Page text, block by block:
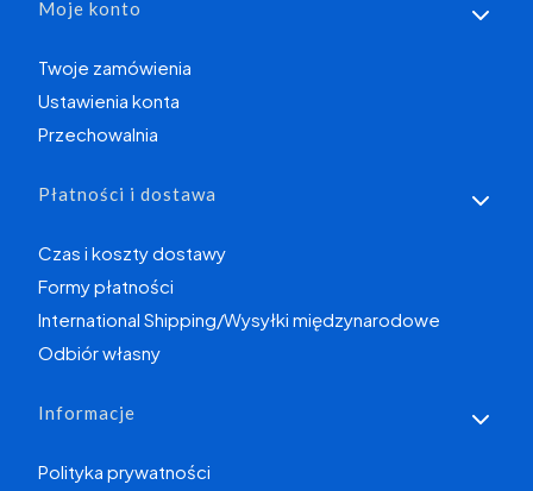
Moje konto
Twoje zamówienia
Ustawienia konta
Przechowalnia
Płatności i dostawa
Czas i koszty dostawy
Formy płatności
International Shipping/Wysyłki międzynarodowe
Odbiór własny
Informacje
Polityka prywatności